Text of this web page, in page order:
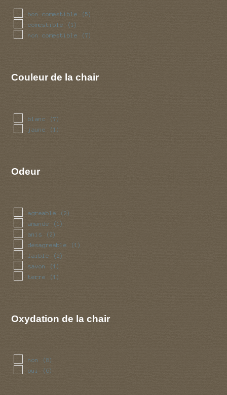
bon comestible (5)
comestible (1)
non comestible (7)
Couleur de la chair
blanc (7)
jaune (1)
Odeur
agreable (2)
amande (1)
anis (2)
desagreable (1)
faible (2)
savon (1)
terre (1)
Oxydation de la chair
non (8)
oui (6)